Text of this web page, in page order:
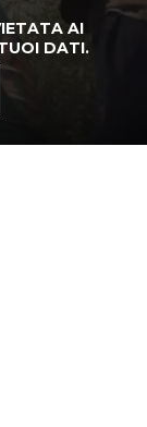
AI
DATI.